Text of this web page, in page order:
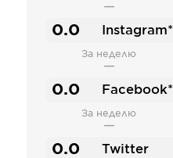
—
0.0 Instagram*
За неделю
—
0.0 Facebook*
За неделю
—
0.0 Twitter